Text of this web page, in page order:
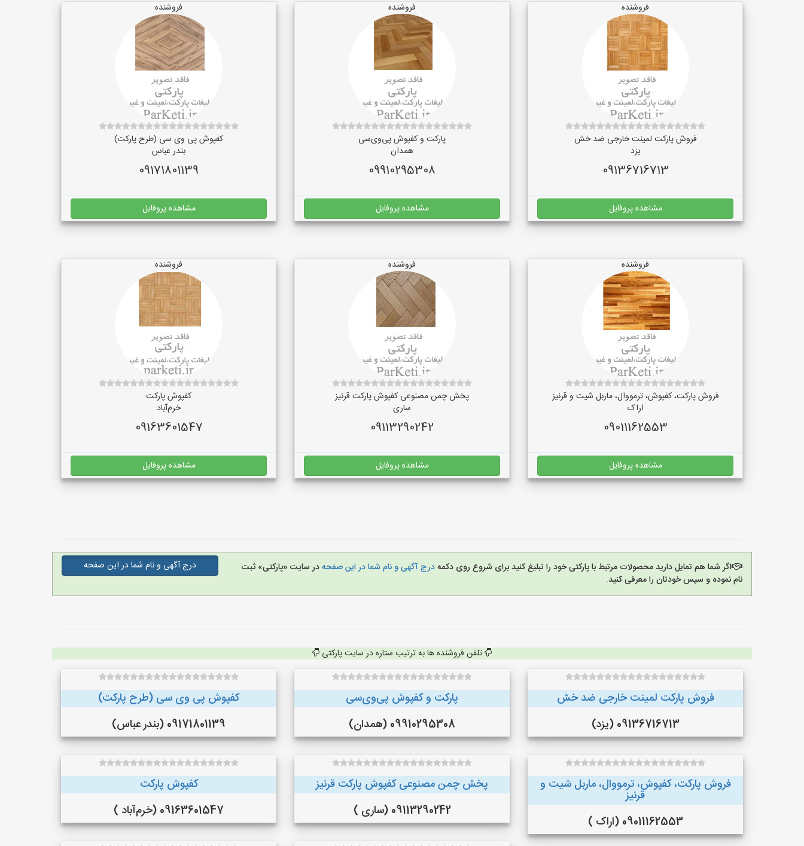
فروشنده
فروش پارکت لمینت خارجی ضد خش
یزد
09136716713
مشاهده پروفایل
فروشنده
پارکت و کفپوش پی‌وی‌سی
همدان
09910295308
مشاهده پروفایل
فروشنده
کفپوش پی وی سی (طرح پارکت)
بندر عباس
09171801139
مشاهده پروفایل
فروشنده
فروش پارکت، کفپوش، ترمووال، ماربل شیت و قرنیز
اراک
09011162553
مشاهده پروفایل
فروشنده
پخش چمن مصنوعی کفپوش پارکت قرنیز
ساری
09113290242
مشاهده پروفایل
فروشنده
کفپوش پارکت
خرم‌آباد
09163601547
مشاهده پروفایل
اگر شما هم تمایل دارید محصولات مرتبط با پارکتی خود را تبلیغ کنید برای شروع روی دکمهدرج آگهی و نام شما در این صفحهدر سایت «پارکتی» ثبت
نام نموده و سپس خودتان را معرفی کنید.
درج آگهی و نام شما در این صفحه
تلفن فروشنده ها به ترتیب ستاره در سایت پارکتی
فروش پارکت لمینت خارجی ضد خش
09136716713 (یزد)
پارکت و کفپوش پی‌وی‌سی
09910295308 (همدان)
کفپوش پی وی سی (طرح پارکت)
09171801139 (بندر عباس)
فروش پارکت، کفپوش، ترمووال، ماربل شیت و
قرنیز
09011162553 (اراک )
پخش چمن مصنوعی کفپوش پارکت قرنیز
09113290242 (ساری )
کفپوش پارکت
09163601547 (خرم‌آباد )